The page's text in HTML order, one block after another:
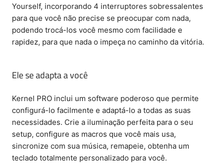
Yourself, incorporando 4 interruptores sobressalentes
para que você não precise se preocupar com nada,
podendo trocá-los você mesmo com facilidade e
rapidez, para que nada o impeça no caminho da vitória.
Ele se adapta a você
Kernel PRO inclui um software poderoso que permite
configurá-lo facilmente e adaptá-lo a todas as suas
necessidades. Crie a iluminação perfeita para o seu
setup, configure as macros que você mais usa,
sincronize com sua música, remapeie, obtenha um
teclado totalmente personalizado para você.